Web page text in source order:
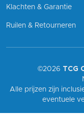
Klachten & Garantie
Ruilen & Retourneren
©2026 TCG
Alle prijzen zijn
eventuele